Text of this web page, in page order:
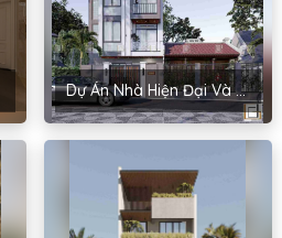
Dự Án Nhà Hiện Đại Và Sang Trọng Của Anh Hưng-Hoài Đức, Hà Nội